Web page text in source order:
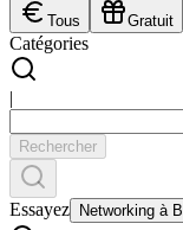
Tous Gratuit
Catégories
|
Rechercher
Essayez Networking à